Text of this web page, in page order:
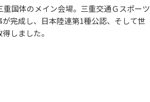
国体のメイン会場。三重交通Ｇスポーツ
完成し、日本陸連第1種公認、そして世
しました。